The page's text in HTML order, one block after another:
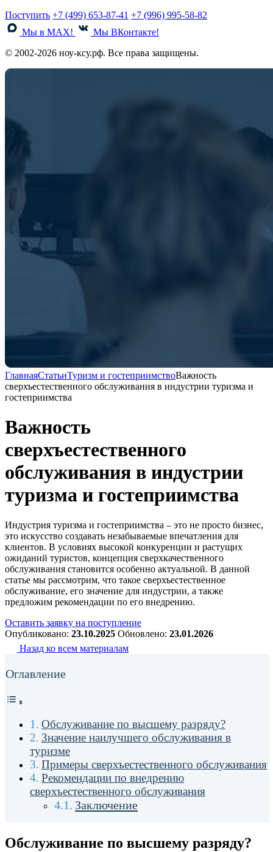
Поступить +7 (499) 653-87-41 +7 (996) 995-58-82
Мы в MAX!
Мы ВКонтакте!
© 2002-2026 ноу-ксу.рф. Все права защищены.
ГлавнаяСтатьиТуризм и гостеприимствоВажность
сверхъестественного обслуживания в индустрии туризма и
гостеприимства
Важность
сверхъестественного
обслуживания в индустрии
туризма и гостеприимства
Индустрия туризма и гостеприимства – это не просто бизнес,
это искусство создавать незабываемые впечатления для
клиентов. В условиях высокой конкуренции и растущих
ожиданий туристов, концепция сверхкачественного
обслуживания становится особенно актуальной. В данной
статье мы рассмотрим, что такое сверхъестественное
обслуживание, его значение для индустрии, а также
предложим рекомендации по его внедрению.
Оставить заявку на поступление
Опубликовано: 23.10.2025 Обновлено: 23.01.2026
Назад ко всем материалам
Оглавление
Обслуживание по высшему разряду?
Значение наилучшего обслуживания в
туризме
Примеры сверхъестественного обслуживания
Рекомендации по внедрению
сверхъестественного обслуживания
Заключение
Обслуживание по высшему разряду?